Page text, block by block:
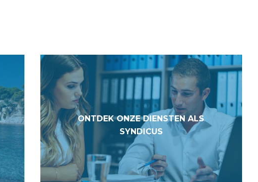
ONTDEK ONZE DIENSTEN ALS
SYNDICUS